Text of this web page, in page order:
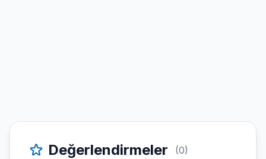
Değerlendirmeler (0)